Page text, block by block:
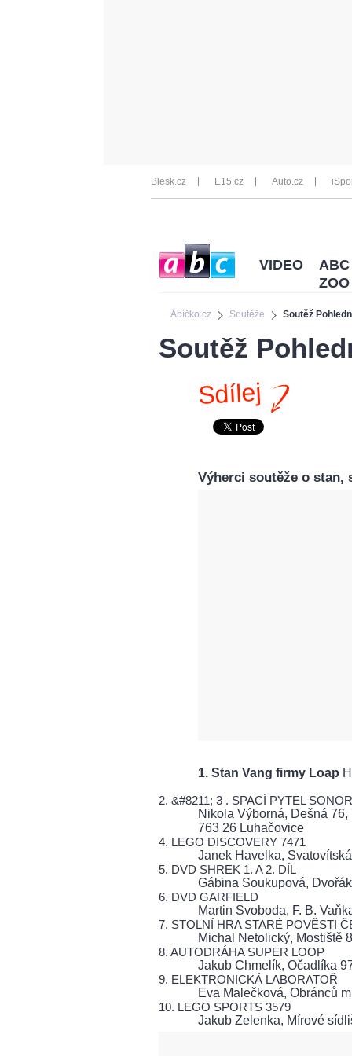
Blesk.cz E15.cz Auto.cz
Ábíčko.cz Soutěže Soutěž
VIDEO
ABC
ZOO
Soutěž
Sdílej
Výherci soutěže o stan,
1. Stan Vang firmy Loap
2. &#8211; 3 . SPACÍ PYTEL
Nikola Výborná, Dešná
763 26 Luhačovice
4. LEGO DISCOVERY 7471
Janek Havelka,
5. DVD SHREK 1. A 2. DÍL
Gábina Soukupová,
6. DVD GARFIELD
Martin Svoboda, F. B.
7. STOLNÍ HRA STARÉ POVĚSTI
Michal Netolický, Mostiště
8. AUTODRÁHA SUPER LOOP
Jakub Chmelík, Očadlíka
9. ELEKTRONICKÁ LABORATOŘ
Eva Malečková, Obránců
10. LEGO SPORTS 3579
Jakub Zelenka, Mírové